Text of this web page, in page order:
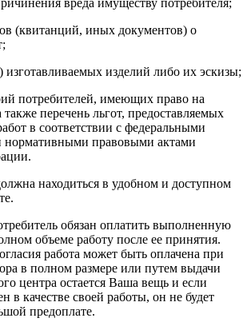
(квитанций, иных документов) о
изготавливаемых изделий либо их эскизы;
потребителей, имеющих право на
также перечень льгот, предоставляемых
в соответствии с федеральными
нормативными правовыми актами
находиться в удобном и доступном
обязан оплатить выполненную
объеме работу после ее принятия.
работа может быть оплачена при
в полном размере или путем выдачи
центра остается Ваша вещь и если
в качестве своей работы, он не будет
предоплате.